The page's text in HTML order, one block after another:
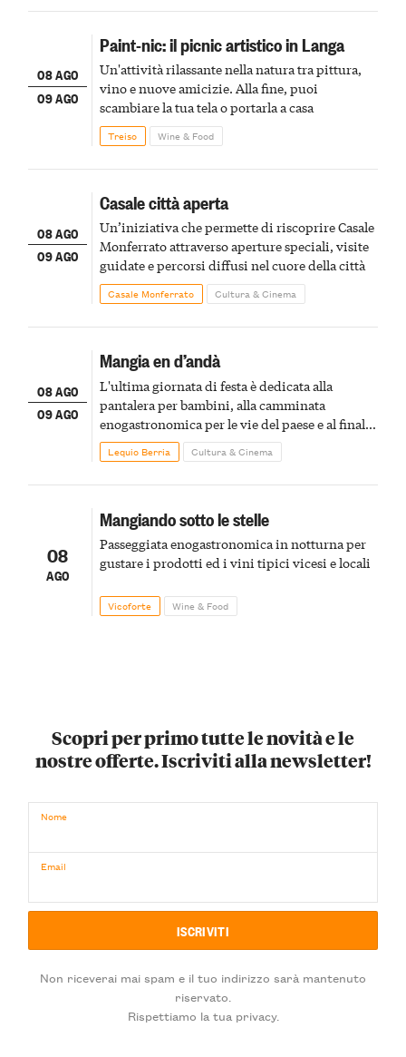
08 AGO
09 AGO
Paint-nic: il picnic artistico in Langa
Un'attività rilassante nella natura tra pittura,
vino e nuove amicizie. Alla fine, puoi
scambiare la tua tela o portarla a casa
Treiso Wine & Food
08 AGO
09 AGO
Casale città aperta
Un’iniziativa che permette di riscoprire Casale
Monferrato attraverso aperture speciali, visite
guidate e percorsi diffusi nel cuore della città
Casale Monferrato Cultura & Cinema
08 AGO
09 AGO
Mangia en d’andà
L'ultima giornata di festa è dedicata alla
pantalera per bambini, alla camminata
enogastronomica per le vie del paese e al finale
pirotecnico
Lequio Berria Cultura & Cinema
08
AGO
Mangiando sotto le stelle
Passeggiata enogastronomica in notturna per
gustare i prodotti ed i vini tipici vicesi e locali
Vicoforte Wine & Food
Scopri per primo tutte le novità e le
nostre offerte. Iscriviti alla newsletter!
Nome
Email
Non riceverai mai spam e il tuo indirizzo sarà mantenuto
riservato.
Rispettiamo la tua privacy.